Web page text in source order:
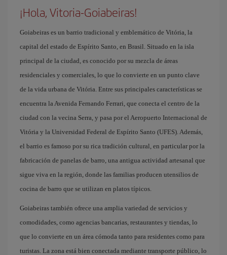
¡Hola, Vitoria-Goiabeiras!
Goiabeiras es un barrio tradicional y emblemático de Vitória, la
capital del estado de Espírito Santo, en Brasil. Situado en la isla
principal de la ciudad, es conocido por su mezcla de áreas
residenciales y comerciales, lo que lo convierte en un punto clave
de la vida urbana de Vitória. Entre sus principales características se
encuentra la Avenida Fernando Ferrari, que conecta el centro de la
ciudad con la vecina Serra, y pasa por el Aeropuerto Internacional de
Vitória y la Universidad Federal de Espírito Santo (UFES). Además,
el barrio es famoso por su rica tradición cultural, en particular por la
fabricación de panelas de barro, una antigua actividad artesanal que
sigue viva en la región, donde las familias producen utensilios de
cocina de barro que se utilizan en platos típicos.
Goiabeiras también ofrece una amplia variedad de servicios y
comodidades, como agencias bancarias, restaurantes y tiendas, lo
que lo convierte en un área cómoda tanto para residentes como para
turistas. La zona está bien conectada mediante transporte público, lo